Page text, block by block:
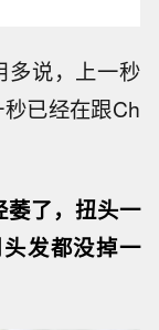
多说，上一秒
已经在跟Ch
了，扭头一
发都没掉一